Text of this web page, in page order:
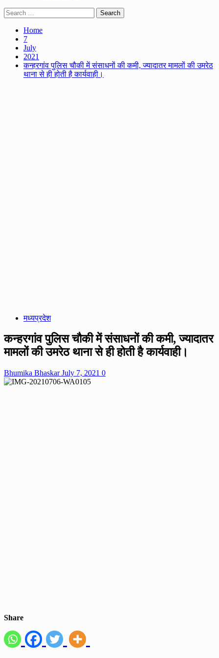
Search
for:
Home
7
July
2021
कन्हरगांव पुलिस चौकी में संसाधनों की कमी, ज्यादातर मामलों की उमरेठ
थाना से ही होती है कार्यवाही।
मध्यप्रदेश
कन्हरगांव पुलिस चौकी में संसाधनों की कमी, ज्यादातर
मामलों की उमरेठ थाना से ही होती है कार्यवाही।
Bhumika BhaskarJuly 7, 2021 0
Share